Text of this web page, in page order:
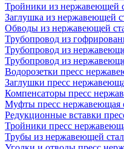
Тройники из нержавеющей
Заглушка из нержавеющей
Обводы из нержавеющей
Трубопровод из
Трубопровод из
Трубопровод из
Водорозетки пресс
Заглушки пресс
Компенсаторы пресс
Муфты пресс нержавеющая
Редукционные вставки
Тройники пресс
Трубы из нержавеющей